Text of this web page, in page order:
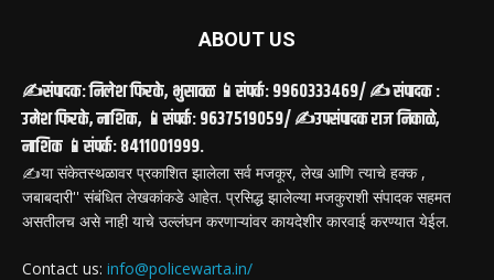
ABOUT US
✍️संपादक: निलेश फिरके, भुसावळ 📱संपर्क: 9960333469/ ✍️ संपादक :
उमेश फिरके, नाशिक, 📱संपर्क: 9637519059/ ✍️उपसंपादक राज निकाळे,
नाशिक 📱संपर्क: 8411001999.
✍️या संकेतस्थळावर प्रकाशित झालेला सर्व मजकूर, लेख आणि त्याचे हक्क ,
जबाबदारी'' संबंधित लेखकांकडे आहेत. प्रसिद्ध झालेल्या मजकुराशी संपादक सहमत
असतीलच असे नाही याचे उल्लंघन करणाऱ्यांवर कायदेशीर कारवाई करण्यात येईल.
Contact us: info@policewarta.in/